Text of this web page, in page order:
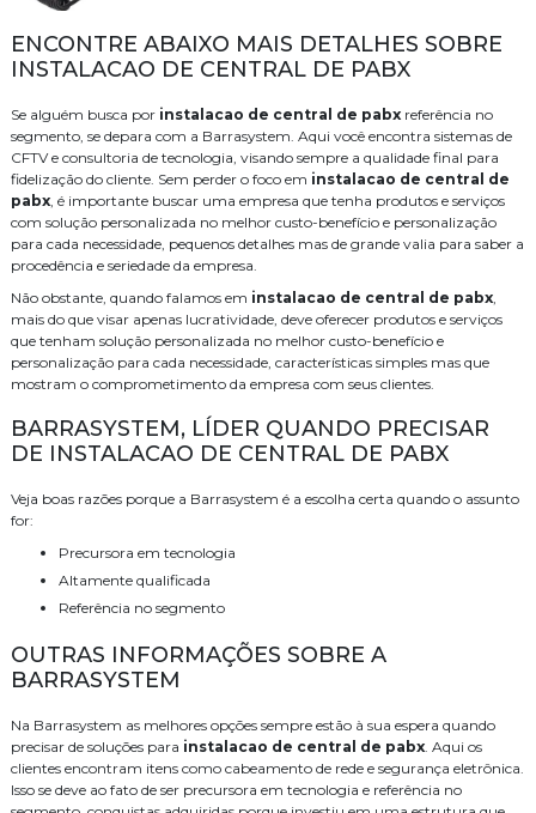
ENCONTRE ABAIXO MAIS DETALHES SOBRE
INSTALACAO DE CENTRAL DE PABX
Se alguém busca por instalacao de central de pabx referência no
segmento, se depara com a Barrasystem. Aqui você encontra sistemas de
CFTV e consultoria de tecnologia, visando sempre a qualidade final para
fidelização do cliente. Sem perder o foco em instalacao de central de
pabx, é importante buscar uma empresa que tenha produtos e serviços
com solução personalizada no melhor custo-benefício e personalização
para cada necessidade, pequenos detalhes mas de grande valia para saber a
procedência e seriedade da empresa.
Não obstante, quando falamos em instalacao de central de pabx,
mais do que visar apenas lucratividade, deve oferecer produtos e serviços
que tenham solução personalizada no melhor custo-benefício e
personalização para cada necessidade, características simples mas que
mostram o comprometimento da empresa com seus clientes.
BARRASYSTEM, LÍDER QUANDO PRECISAR
DE INSTALACAO DE CENTRAL DE PABX
Veja boas razões porque a Barrasystem é a escolha certa quando o assunto
for:
precursora em tecnologia
altamente qualificada
referência no segmento
OUTRAS INFORMAÇÕES SOBRE A
BARRASYSTEM
Na Barrasystem as melhores opções sempre estão à sua espera quando
precisar de soluções para instalacao de central de pabx. Aqui os
clientes encontram itens como cabeamento de rede e segurança eletrônica.
Isso se deve ao fato de ser precursora em tecnologia e referência no